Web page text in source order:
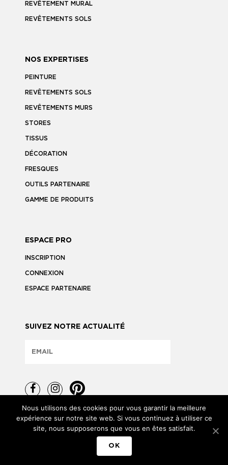
REVÊTEMENT MURAL
REVÊTEMENTS SOLS
NOS EXPERTISES
PEINTURE
REVÊTEMENTS SOLS
REVÊTEMENTS MURS
STORES
TISSUS
DÉCORATION
FRESQUES
OUTILS PARTENAIRE
GAMME DE PRODUITS
ESPACE PRO
INSCRIPTION
CONNEXION
ESPACE PARTENAIRE
SUIVEZ NOTRE ACTUALITÉ
TOUS DROITS RÉSERVÉS © 2026
Nous utilisons des cookies pour vous garantir la meilleure
expérience sur notre site web. Si vous continuez à utiliser ce
site, nous supposerons que vous en êtes satisfait.
OK